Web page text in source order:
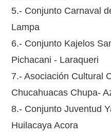
5.- Conjunto Carnaval
Lampa
6.- Conjunto Kajelos
Pichacani - Laraqueri
7.- Asociación Cultural
Chucahuacas Chupa-
8.- Conjunto Juventud
Huilacaya Acora